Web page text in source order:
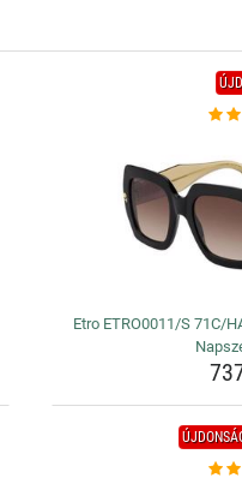
Etro ETRO0011/S 71C/